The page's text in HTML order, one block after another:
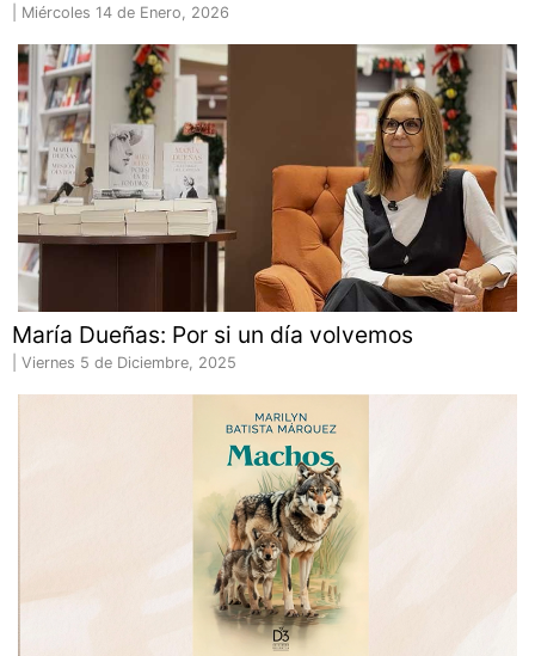
Miércoles 14 de Enero, 2026
María Dueñas: Por si un día volvemos
Viernes 5 de Diciembre, 2025